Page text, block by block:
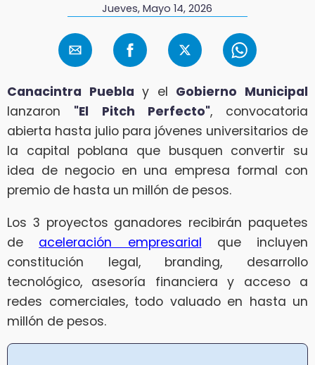
Jueves, Mayo 14, 2026
Canacintra Puebla y el Gobierno Municipal
lanzaron "El Pitch Perfecto", convocatoria
abierta hasta julio para jóvenes universitarios de
la capital poblana que busquen convertir su
idea de negocio en una empresa formal con
premio de hasta un millón de pesos.
Los 3 proyectos ganadores recibirán paquetes
de aceleración empresarial que incluyen
constitución legal, branding, desarrollo
tecnológico, asesoría financiera y acceso a
redes comerciales, todo valuado en hasta un
millón de pesos.